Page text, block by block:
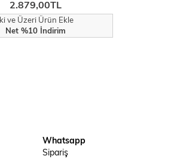
2.879,00TL
İki ve Üzeri Ürün Ekle
Net %10 İndirim
Whatsapp
Sipariş